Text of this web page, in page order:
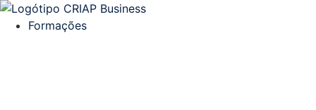
Formações